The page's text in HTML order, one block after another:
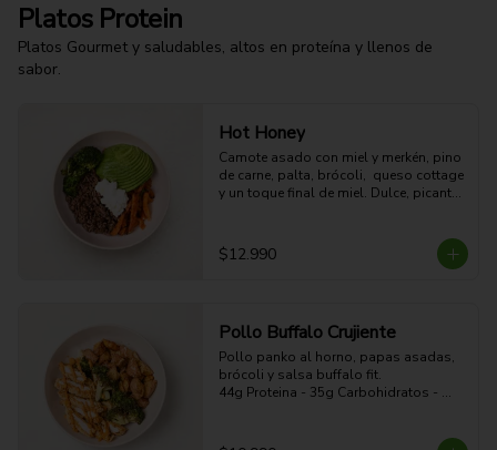
Platos Protein
Platos Gourmet y saludables, altos en proteína y llenos de
sabor.
Hot Honey
Camote asado con miel y merkén, pino
de carne, palta, brócoli,  queso cottage
y un toque final de miel. Dulce, picante,
35g grasa - 10g Fibra - 686 Kcal
$12.990
Pollo Buffalo Crujiente
Pollo panko al horno, papas asadas,
brócoli y salsa buffalo fit.
44g Proteina - 35g Carbohidratos -